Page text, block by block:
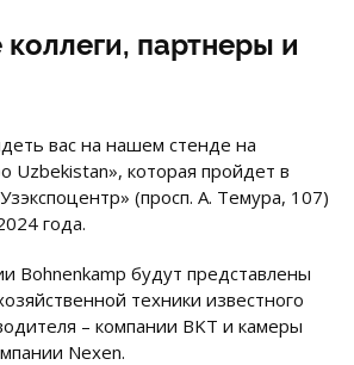
партнеры и
вас на нашем стенде на
Uzbekistan», которая пройдет в
(просп. А. Темура, 107)
года.
Bohnenkamp будут представлены
техники известного
– компании BKT и камеры
Nexen.